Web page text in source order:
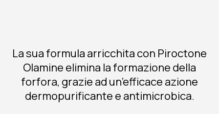
La sua formula arricchita con Piroctone
Olamine elimina la formazione della
forfora, grazie ad un’efficace azione
dermopurificante e antimicrobica.